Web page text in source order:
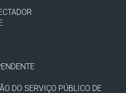
DO SERVIÇO PÚBLICO DE